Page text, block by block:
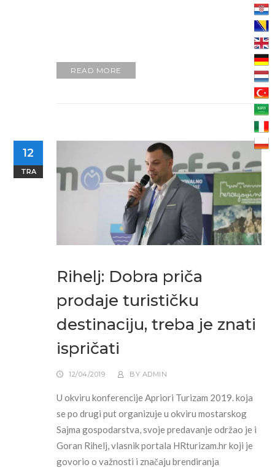
READ MORE
12
TRA
Rihelj: Dobra priča
prodaje turističku
destinaciju, treba je znati
ispričati
12/04/2019 BY ADMIN
U okviru konferencije Apriori Turizam 2019. koja
se po drugi put organizuje u okviru mostarskog
Sajma gospodarstva, svoje predavanje održao je i
Goran Rihelj, vlasnik portala HRturizam.hr koji je
govorio o važnosti i značaju brendiranja